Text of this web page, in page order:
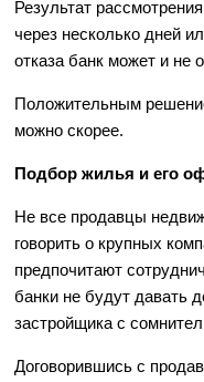
Результат
через несколько дней
отказа банк может и не
Положительным
можно скорее.
Подбор жилья и его
Не все продавцы
говорить о крупных
предпочитают
банки не будут давать
застройщика с
Договорившись с